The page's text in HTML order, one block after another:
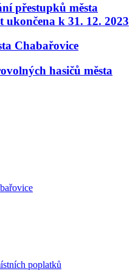
přestupků města
ukončena k 31. 12. 2023
Chabařovice
hasičů města
poplatků